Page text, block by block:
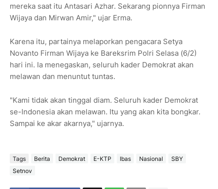
mereka saat itu Antasari Azhar. Sekarang pionnya Firman
Wijaya dan Mirwan Amir," ujar Erma.
Karena itu, partainya melaporkan pengacara Setya
Novanto Firman Wijaya ke Bareksrim Polri Selasa (6/2)
hari ini. Ia menegaskan, seluruh kader Demokrat akan
melawan dan menuntut tuntas.
"Kami tidak akan tinggal diam. Seluruh kader Demokrat
se-Indonesia akan melawan. Itu yang akan kita bongkar.
Sampai ke akar akarnya," ujarnya.
Tags Berita Demokrat E-KTP Ibas Nasional
SBY
Setnov